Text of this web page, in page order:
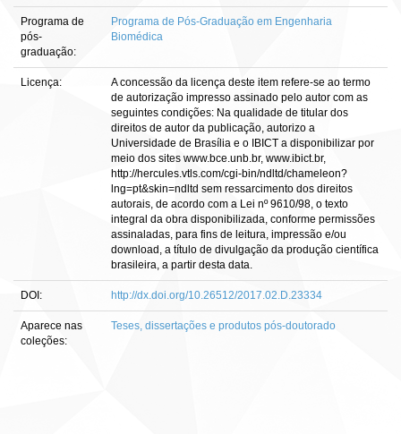
Programa de
pós-
graduação:
Programa de Pós-Graduação em Engenharia
Biomédica
Licença:
A concessão da licença deste item refere-se ao termo
de autorização impresso assinado pelo autor com as
seguintes condições: Na qualidade de titular dos
direitos de autor da publicação, autorizo a
Universidade de Brasília e o IBICT a disponibilizar por
meio dos sites www.bce.unb.br, www.ibict.br,
http://hercules.vtls.com/cgi-bin/ndltd/chameleon?
lng=pt&skin=ndltd sem ressarcimento dos direitos
autorais, de acordo com a Lei nº 9610/98, o texto
integral da obra disponibilizada, conforme permissões
assinaladas, para fins de leitura, impressão e/ou
download, a título de divulgação da produção científica
brasileira, a partir desta data.
DOI: http://dx.doi.org/10.26512/2017.02.D.23334
Aparece nas
coleções:
Teses, dissertações e produtos pós-doutorado